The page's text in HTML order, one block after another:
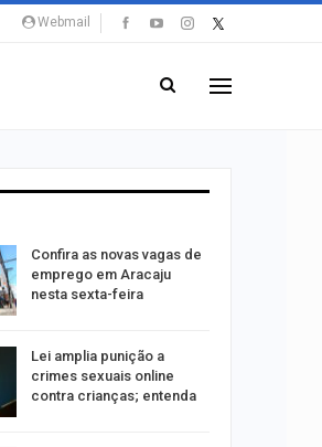
Webmail
Confira as novas vagas de
emprego em Aracaju
nesta sexta-feira
Lei amplia punição a
crimes sexuais online
contra crianças; entenda